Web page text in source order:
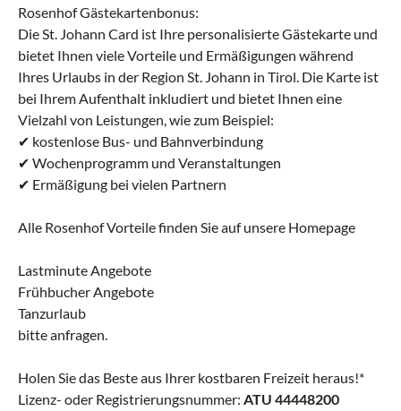
Rosenhof Gästekartenbonus:
Die St. Johann Card ist Ihre personalisierte Gästekarte und
bietet Ihnen viele Vorteile und Ermäßigungen während
Ihres Urlaubs in der Region St. Johann in Tirol. Die Karte ist
bei Ihrem Aufenthalt inkludiert und bietet Ihnen eine
Vielzahl von Leistungen, wie zum Beispiel:
✔ kostenlose Bus- und Bahnverbindung
✔ Wochenprogramm und Veranstaltungen
✔ Ermäßigung bei vielen Partnern
Alle Rosenhof Vorteile finden Sie auf unsere Homepage
Lastminute Angebote
Frühbucher Angebote
Tanzurlaub
bitte anfragen.
Holen Sie das Beste aus Ihrer kostbaren Freizeit heraus!*
Lizenz- oder Registrierungsnummer: ATU 44448200